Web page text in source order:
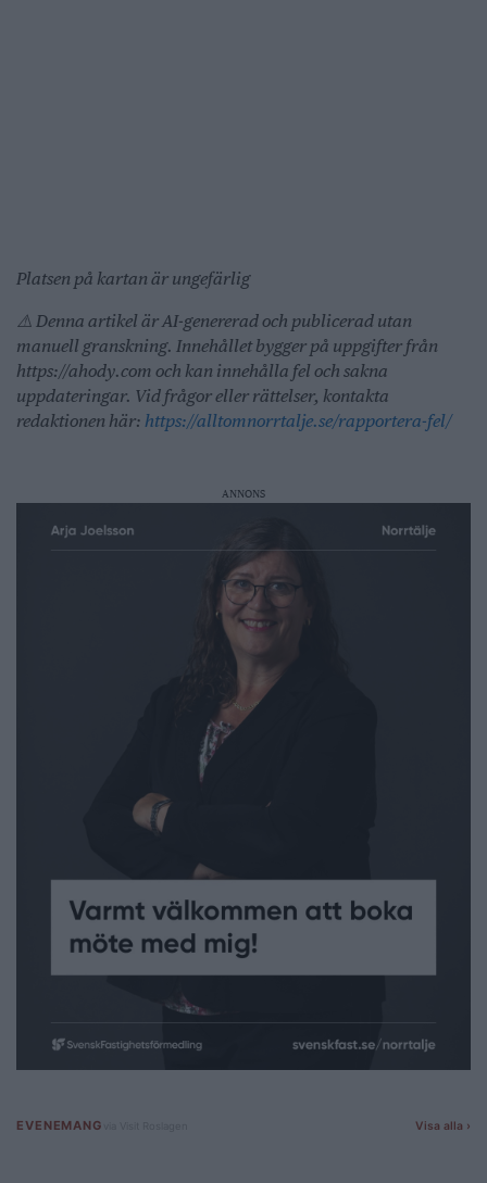
Platsen på kartan är ungefärlig
⚠️ Denna artikel är AI-genererad och publicerad utan
manuell granskning. Innehållet bygger på uppgifter från
https://ahody.com och kan innehålla fel och sakna
uppdateringar. Vid frågor eller rättelser, kontakta
redaktionen här: https://alltomnorrtalje.se/rapportera-fel/
ANNONS